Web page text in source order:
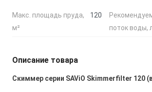
Макс. площадь пруда,
м²
120
поток воды,
Описание товара
Скиммер серии SAViO Skimmerfilter 120